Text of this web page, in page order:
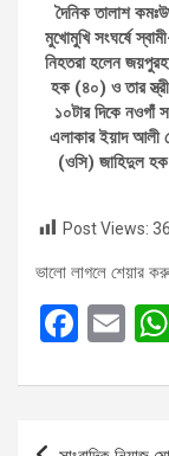
দৈনিক তালাশ
মুখোমুখি সংঘর্ষে
নিহতরা হলেন
হক (৪০) ও তার
১০টার দিকে নওগাঁ
এলাকার ইয়াদ আলী
(ওসি) জাহিদুল হক
Post Views:
ভালো লাগলে শেয়ার
F
ce
b
E
ail
Post